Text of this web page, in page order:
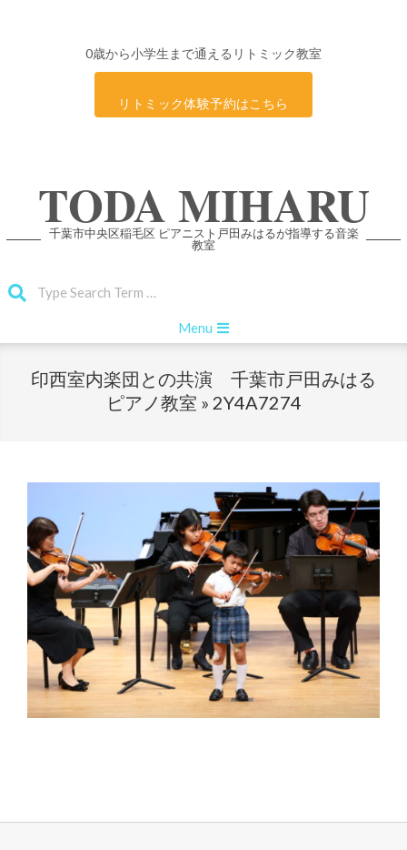
0歳から小学生まで通えるリトミック教室
リトミック体験予約はこちら
TODA MIHARU
千葉市中央区稲毛区 ピアニスト戸田みはるが指導する音楽
教室
Navigation
Menu
印西室内楽団との共演 千葉市戸田みはる
ピアノ教室 » 2Y4A7274
08-